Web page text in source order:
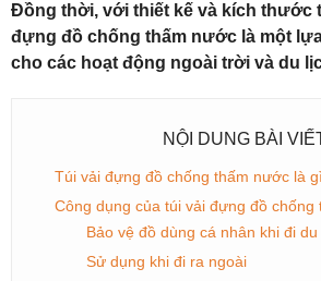
Đồng thời, với thiết kế và kích thước
đựng đồ chống thấm nước là một
cho các hoạt động ngoài trời và du
NỘI DUNG BÀI
Túi vải đựng đồ chống thấm nước là
Công dụng của túi vải đựng đồ chống
Bảo vệ đồ dùng cá nhân khi đi du
Sử dụng khi đi ra ngoài